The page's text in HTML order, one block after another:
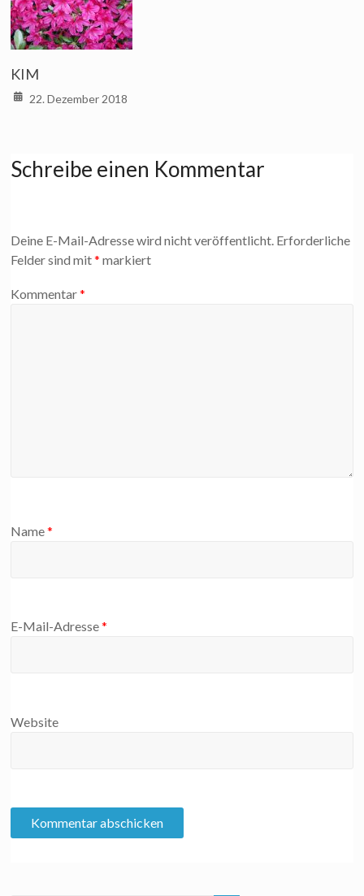
KIM
22. Dezember 2018
Schreibe einen Kommentar
Deine E-Mail-Adresse wird nicht veröffentlicht. Erforderliche
Felder sind mit* markiert
Kommentar*
Name*
E-Mail-Adresse*
Website